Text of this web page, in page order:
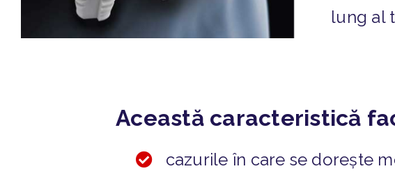
lung al
Această caracteristică
cazurile în care se dorește